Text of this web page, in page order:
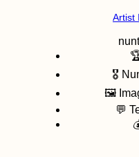
Artist
🎖️
🖼️
💬